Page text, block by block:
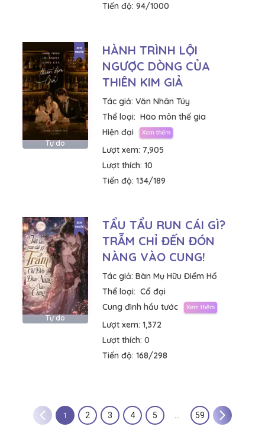
Tiến độ: 94/1000
Tự do
HÀNH TRÌNH LỘI
NGƯỢC DÒNG CỦA
THIÊN KIM GIẢ
Tác giả: Văn Nhân Túy
Thể loại: Hào môn thế gia
Hiện đại
Lượt xem: 7,905
Lượt thích: 10
Tiến độ: 134/189
Tự do
TẨU TẨU RUN CÁI GÌ?
TRẪM CHỈ ĐẾN ĐÓN
NÀNG VÀO CUNG!
Tác giả: Bàn Mụ Hữu Điểm Hổ
Thể loại: Cổ đại
Cung đình hầu tước
Lượt xem: 1,372
Lượt thích: 0
Tiến độ: 168/298
1 2 3 4 5 59